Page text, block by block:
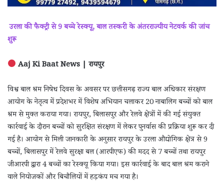
उरला की फैक्ट्री से 9 बच्चे रेस्क्यू, बाल तस्करी के अंतरराज्यीय नेटवर्क की जांच
शुरू
Aaj Ki Baat News | रायपुर
विश्व बाल श्रम निषेध दिवस के अवसर पर छत्तीसगढ़ राज्य बाल अधिकार संरक्षण
आयोग के नेतृत्व में प्रदेशभर में विशेष अभियान चलाकर 20 नाबालिग बच्चों को बाल
श्रम से मुक्त कराया गया। रायपुर, बिलासपुर और रेलवे क्षेत्रों में की गई संयुक्त
कार्रवाई के दौरान बच्चों को सुरक्षित संरक्षण में लेकर पुनर्वास की प्रक्रिया शुरू कर दी
गई है। आयोग से मिली जानकारी के अनुसार रायपुर के उरला औद्योगिक क्षेत्र से 9
बच्चों, बिलासपुर में रेलवे सुरक्षा बल (आरपीएफ) की मदद से 7 बच्चों तथा रायपुर
जीआरपी द्वारा 4 बच्चों का रेस्क्यू किया गया। इस कार्रवाई के बाद बाल श्रम कराने
वाले नियोजकों और बिचौलियों में हड़कंप मच गया है।